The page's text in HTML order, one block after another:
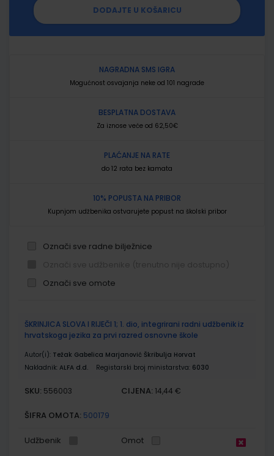
DODAJTE U KOŠARICU
NAGRADNA SMS IGRA
Mogućnost osvajanja neke od 101 nagrade
BESPLATNA DOSTAVA
Za iznose veće od 62,50€
PLAĆANJE NA RATE
do 12 rata bez kamata
10% POPUSTA NA PRIBOR
Kupnjom udžbenika ostvarujete popust na školski pribor
Označi sve radne bilježnice
Označi sve omote
proizvodi
ŠKRINJICA SLOVA I RIJEČI 1; 1. dio, integrirani radni udžbenik iz
hrvatskoga jezika za prvi razred osnovne škole
Autor(i): Težak Gabelica Marjanović Škribulja Horvat
Nakladnik: ALFA d.d. Registarski broj ministarstva: 6030
SKU: 556003 CIJENA: 14,44 €
ŠIFRA OMOTA: 500179
Udžbenik Omot